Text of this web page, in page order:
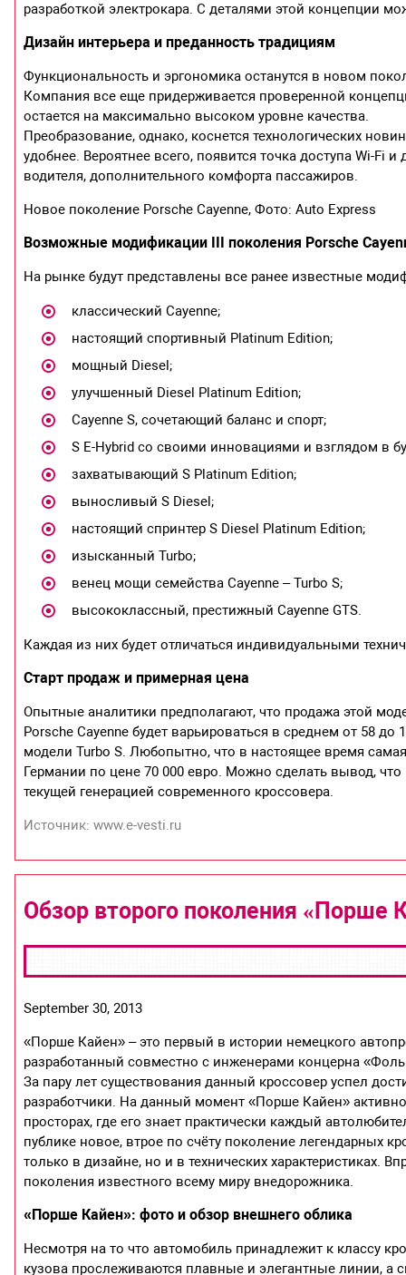
разработкой электрокара. С деталями этой концепции
Дизайн интерьера и преданность традициям
Функциональность и эргономика останутся в новом
Компания все еще придерживается проверенной
остается на максимально высоком уровне качества.
Преобразование, однако, коснется технологических
удобнее. Вероятнее всего, появится точка доступа Wi-Fi
водителя, дополнительного комфорта пассажиров.
Новое поколение Porsche Cayenne, Фото: Auto Express
Возможные модификации III поколения Porsche
На рынке будут представлены все ранее известные
классический Cayenne;
настоящий спортивный Platinum Edition;
мощный Diesel;
улучшенный Diesel Platinum Edition;
Cayenne S, сочетающий баланс и спорт;
S E-Hybrid со своими инновациями и взглядом в
захватывающий S Platinum Edition;
выносливый S Diesel;
настоящий спринтер S Diesel Platinum Edition;
изысканный Turbo;
венец мощи семейства Cayenne – Turbo S;
высококлассный, престижный Cayenne GTS.
Каждая из них будет отличаться индивидуальными
Старт продаж и примерная цена
Опытные аналитики предполагают, что продажа этой
Porsche Cayenne будет варьироваться в среднем от 58
модели Turbo S. Любопытно, что в настоящее время
Германии по цене 70 000 евро. Можно сделать вывод,
текущей генерацией современного кроссовера.
Источник: www.e-vesti.ru
Обзор второго поколения «Порше
September 30, 2013
«Порше Кайен» – это первый в истории немецкого
разработанный совместно с инженерами концерна
За пару лет существования данный кроссовер успел
разработчики. На данный момент «Порше Кайен»
просторах, где его знает практически каждый
публике новое, втрое по счёту поколение легендарных
только в дизайне, но и в технических характеристиках.
поколения известного всему миру внедорожника.
«Порше Кайен»: фото и обзор внешнего облика
Несмотря на то что автомобиль принадлежит к классу
кузова прослеживаются плавные и элегантные линии, а